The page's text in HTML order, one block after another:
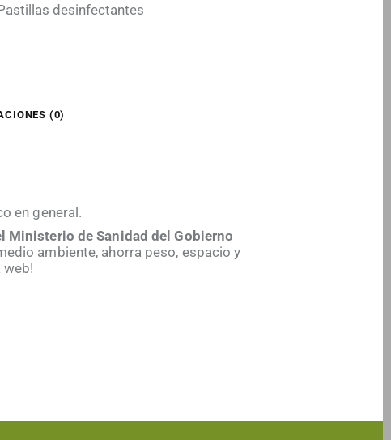
desinfectantes
(0)
en general.
Ministerio de Sanidad del Gobierno
ambiente, ahorra peso, espacio y
web!